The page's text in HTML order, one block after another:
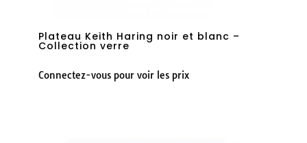
Plateau Keith Haring noir et blanc –
Collection verre
Connectez-vous pour voir les prix